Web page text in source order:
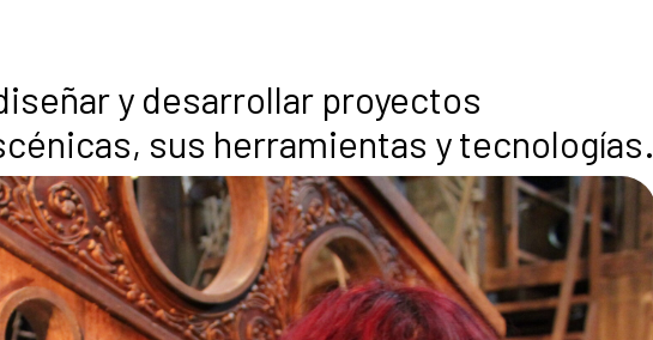
y desarrollar proyectos
sus herramientas y tecnologías.